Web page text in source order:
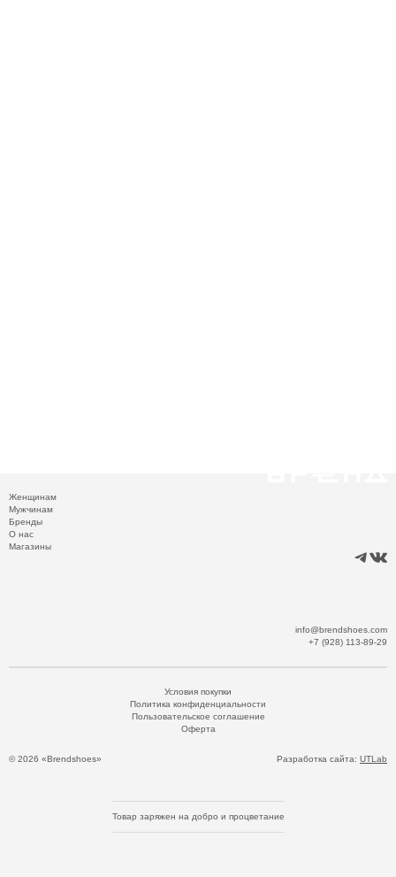
Женщинам
Мужчинам
Бренды
О нас
Магазины
info@brendshoes.com
+7 (928) 113-89-29
© 2026 «Brendshoes»
Условия покупки
Политика конфиденциальности
Пользовательское соглашение
Оферта
Разработка сайта: UTLab
Товар заряжен на добро и процветание